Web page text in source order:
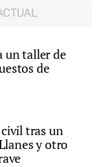
un taller de
de
tras un
y otro